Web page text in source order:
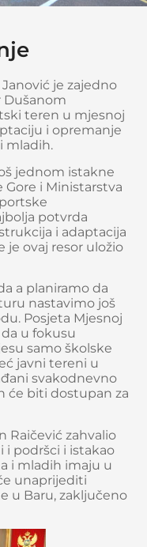
je zajedno
Dušanom
teren u mjesnoj
i opremanje
mladih.
jednom istakne
i Ministarstva
potvrda
i adaptacija
je ovaj resor uložio
a planiramo da
nastavimo još
Posjeta Mjesnoj
u fokusu
samo školske
javni tereni u
svakodnevno
će biti dostupan za
Raičević zahvalio
i podršci i istakao
i mladih imaju u
unaprijediti
u Baru, zaključeno